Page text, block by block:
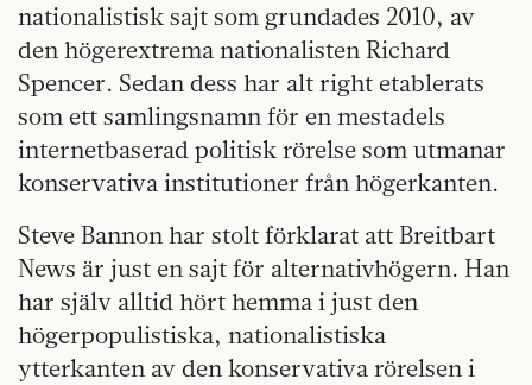
nationalistisk sajt som grundades 2010, av
den högerextrema nationalisten Richard
Spencer. Sedan dess har alt right etablerats
som ett samlingsnamn för en mestadels
internetbaserad politisk rörelse som utmanar
konservativa institutioner från högerkanten.
Steve Bannon har stolt förklarat att Breitbart
News är just en sajt för alternativhögern. Han
har själv alltid hört hemma i just den
högerpopulistiska, nationalistiska
ytterkanten av den konservativa rörelsen i